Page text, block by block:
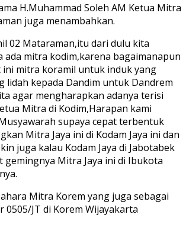
H.Muhammad Soleh AM Ketua Mitra
juga menambahkan.
02 Mataraman,itu dari dulu kita
ada mitra kodim,karena bagaimanapun
ini mitra koramil untuk induk yang
lidah kepada Dandim untuk Dandrem
agar mengharapkan adanya terisi
Mitra di Kodim,Harapan kami
supaya cepat terbentuk
Mitra Jaya ini di Kodam Jaya ini dan
juga kalau Kodam Jaya di Jabotabek
gemingnya Mitra Jaya ini di Ibukota
Mitra Korem yang juga sebagai
0505/JT di Korem Wijayakarta